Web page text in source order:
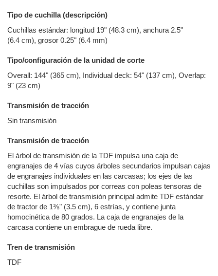
Tipo de cuchilla (descripción)
Cuchillas estándar: longitud 19" (48.3 cm), anchura 2.5"
(6.4 cm), grosor 0.25" (6.4 mm)
Tipo/configuración de la unidad de corte
Overall: 144" (365 cm), Individual deck: 54" (137 cm), Overlap:
9" (23 cm)
Transmisión de tracción
Sin transmisión
Transmisión de tracción
El árbol de transmisión de la TDF impulsa una caja de
engranajes de 4 vías cuyos árboles secundarios impulsan cajas
de engranajes individuales en las carcasas; los ejes de las
cuchillas son impulsados por correas con poleas tensoras de
resorte. El árbol de transmisión principal admite TDF estándar
de tractor de 1⅜" (3.5 cm), 6 estrías, y contiene junta
homocinética de 80 grados. La caja de engranajes de la
carcasa contiene un embrague de rueda libre.
Tren de transmisión
TDF